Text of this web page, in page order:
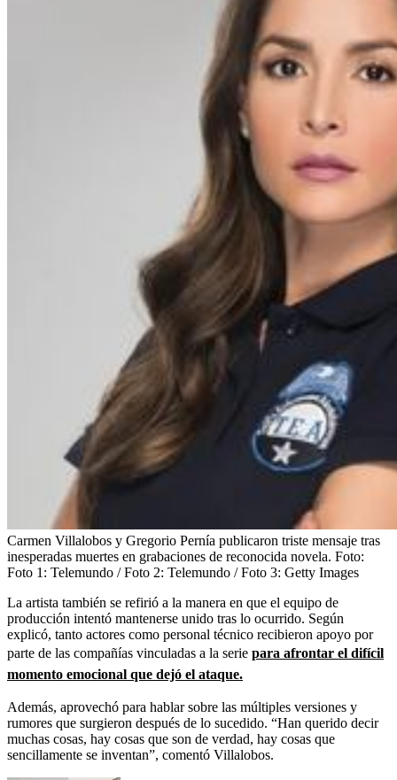
Carmen Villalobos y Gregorio Pernía publicaron triste mensaje tras
inesperadas muertes en grabaciones de reconocida novela. Foto:
Foto 1: Telemundo / Foto 2: Telemundo / Foto 3: Getty Images
La artista también se refirió a la manera en que el equipo de
producción intentó mantenerse unido tras lo ocurrido. Según
explicó, tanto actores como personal técnico recibieron apoyo por
parte de las compañías vinculadas a la serie para afrontar el difícil
momento emocional que dejó el ataque.
Además, aprovechó para hablar sobre las múltiples versiones y
rumores que surgieron después de lo sucedido. “Han querido decir
muchas cosas, hay cosas que son de verdad, hay cosas que
sencillamente se inventan”, comentó Villalobos.